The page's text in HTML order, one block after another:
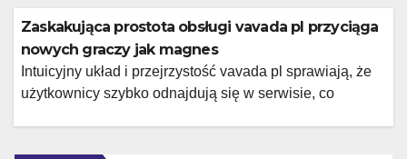
Zaskakująca prostota obsługi vavada pl przyciąga
nowych graczy jak magnes
Intuicyjny układ i przejrzystość vavada pl sprawiają, że
użytkownicy szybko odnajdują się w serwisie, co